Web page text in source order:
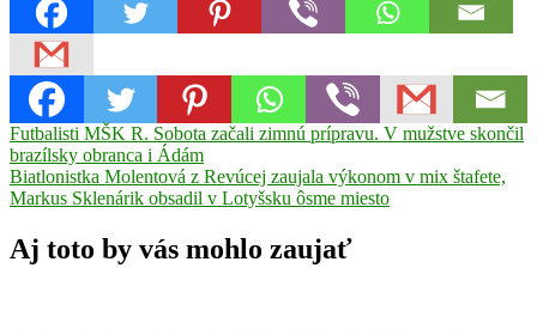
detské
eldorádoinštruktor Kokava
–
Línialyžeprírodesnehzasnežovanie
Navigácia
v
článku
Previous
Post:
Futbalisti MŠK R. Sobota začali zimnú prípravu. V mužstve skončil
brazílsky obranca i Ádám
Next
Post:
Biatlonistka Molentová z Revúcej zaujala výkonom v mix štafete,
Markus Sklenárik obsadil v Lotyšsku ôsme miesto
Aj toto by vás mohlo zaujať